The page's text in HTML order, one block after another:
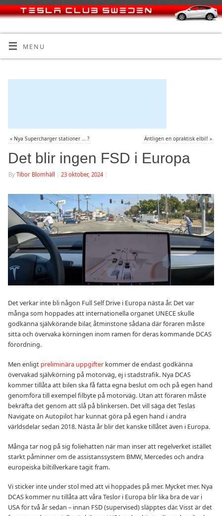
MENU
« Nya Supercharger stationer … ? Äntligen en opraktisk elbil! »
Det blir ingen FSD i Europa
By Tibor Blomhäll 23 oktober, 2024
Det verkar inte bli någon Full Self Drive i Europa nästa år. Det var
många som hoppades att internationella organet UNECE skulle
godkänna självkörande bilar, åtminstone sådana där föraren måste
sitta och övervaka körningen inom ramen för deras kommande DCAS
förordning.
Men enligt preliminära uppgifter kommer de endast godkänna
övervakad självkörning på motorväg, ej i stadstrafik. Nya DCAS
kommer tillåta att bilen ska få fatta egna beslut om och på egen hand
genomföra till exempel filbyte på motorväg. Utan att föraren måste
bekräfta det genom att slå på blinkersen. Det vill säga det Teslas
Navigate on Autopilot har kunnat göra på egen hand i andra
världsdelar sedan 2018. Nästa år blir det kanske tillåtet även i Europa.
Många tar nog på sig foliehatten när man inser att regelverket istället
starkt påminner om de assistanssystem BMW, Mercedes och andra
europeiska biltillverkare tagit fram.
Vi sticker inte under stol med att vi hoppades på mer. Mycket mer. Nya
DCAS kommer nu tillåta att våra Teslor i Europa blir lika bra de var i
USA för två år sedan – innan FSD (supervised) släpptes där. Visst är det